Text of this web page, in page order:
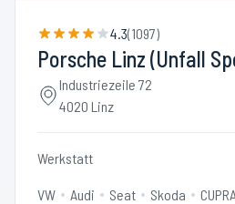
4.3(1097)
Porsche Linz (Unfall
Industriezeile 72
4020 Linz
Werkstatt
VW Audi Seat Skoda